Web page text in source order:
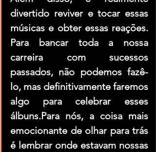
divertido reviver e tocar essas
músicas e obter essas reações.
Para bancar toda a nossa
carreira com sucessos
passados, não podemos fazê-
lo, mas definitivamente faremos
algo para celebrar esses
álbuns.Para nós, a coisa mais
emocionante de olhar para trás
é lembrar onde estavam nossas